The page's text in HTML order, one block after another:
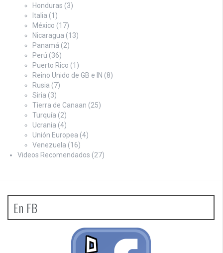
Honduras (3)
Italia (1)
México (17)
Nicaragua (13)
Panamá (2)
Perú (36)
Puerto Rico (1)
Reino Unido de GB e IN (8)
Rusia (7)
Siria (3)
Tierra de Canaan (25)
Turquía (2)
Ucrania (4)
Unión Europea (4)
Venezuela (16)
Videos Recomendados (27)
En FB